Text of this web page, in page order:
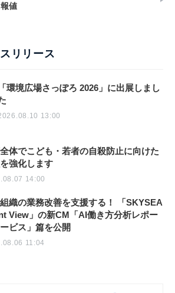
値
リリース
「環境広場さっぽろ 2026」に出展しまし
13:00
体でこども・若者の自殺防止に向けた
強化します
14:00
織の業務改善を支援する！ 「SKYSEA
View」の新CM「AI働き方分析レポー
ービス」篇を公開
11:04